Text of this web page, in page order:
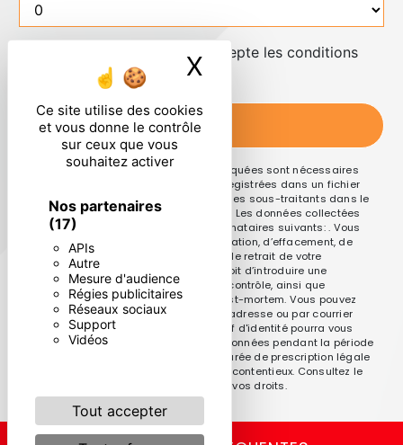
Ce site utilise des cookies
et vous donne le contrôle
sur ceux que vous
souhaitez activer
Nos partenaires
(17)
APIs
Autre
Mesure d'audience
Régies publicitaires
Réseaux sociaux
Support
Vidéos
Tout accepter
X Masquer le
En cochant cette case, j'accepte les conditions
particulières ci-dessous **
ENVOYER
** Les données personnelles communiquées sont nécessaires
aux fins de vous contacter et sont enregistrées dans un fichier
informatisé. Elles sont destinées à et ses sous-traitants dans le
seul but de répondre à votre message. Les données collectées
seront communiquées aux seuls destinataires suivants: . Vous
disposez de droits d’accès, de rectification, d’effacement, de
portabilité, de limitation, d’opposition, de retrait de votre
consentement à tout moment et du droit d’introduire une
réclamation auprès d’une autorité de contrôle, ainsi que
d’organiser le sort de vos données post-mortem. Vous pouvez
exercer ces droits par voie postale à l'adresse ou par courrier
électronique à l'adresse . Un justificatif d'identité pourra vous
être demandé. Nous conservons vos données pendant la période
de prise de contact puis pendant la durée de prescription légale
aux fins probatoires et de gestion des contentieux. Consultez le
site cnil.fr pour plus d’informations sur vos droits.